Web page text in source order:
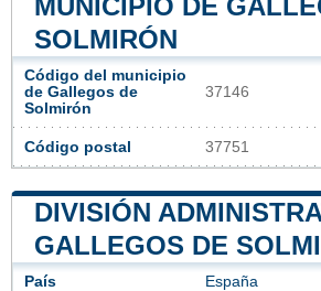
SOLMIRÓN
Código del municipio
de Gallegos de
Solmirón
37146
Código postal 37751
DIVISIÓN
GALLEGOS DE
País España